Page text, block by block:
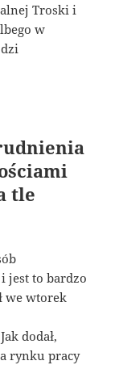
Troski i
w
tle
jest to bardzo
we wtorek
dodał,
rynku pracy